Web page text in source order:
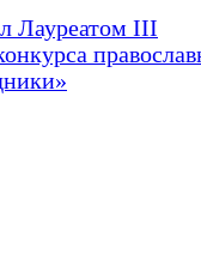
Лауреатом III